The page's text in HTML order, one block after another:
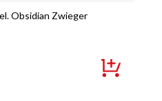
Obsidian Zwieger